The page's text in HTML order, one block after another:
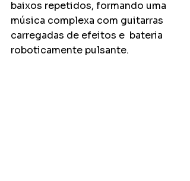
baixos repetidos, formando uma
música complexa com guitarras
carregadas de efeitos e  bateria
roboticamente pulsante.